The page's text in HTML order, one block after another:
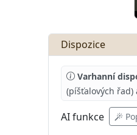
Dispozice
Varhanní
(píšťalových
AIfunkce